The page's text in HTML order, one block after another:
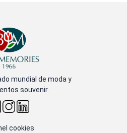
mundial de moda y
souvenir.
cookies